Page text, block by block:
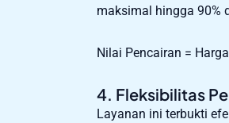
maksimal hingga 90%
Nilai Pencairan =
4. Fleksibilitas
Layanan ini terbukti